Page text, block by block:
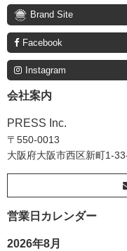
Brand Site
Facebook
Instagram
会社案内
PRESS Inc.
〒550-0013
大阪府大阪市西区新町1-
営業日カレンダー
2026年8月